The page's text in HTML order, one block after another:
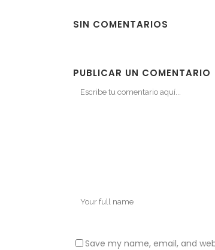
SIN COMENTARIOS
PUBLICAR UN COMENTARIO
Save my name, email, and